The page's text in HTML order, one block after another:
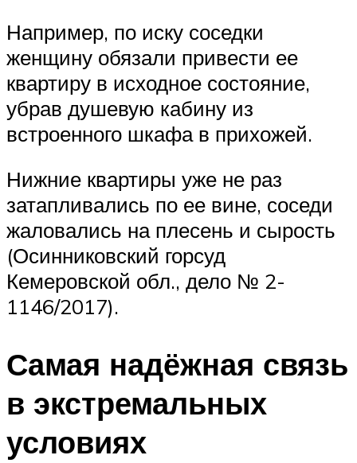
Например, по иску соседки
женщину обязали привести ее
квартиру в исходное состояние,
убрав душевую кабину из
встроенного шкафа в прихожей.
Нижние квартиры уже не раз
затапливались по ее вине, соседи
жаловались на плесень и сырость
(Осинниковский горсуд
Кемеровской обл., дело № 2-
1146/2017).
Самая надёжная связь
в экстремальных
условиях